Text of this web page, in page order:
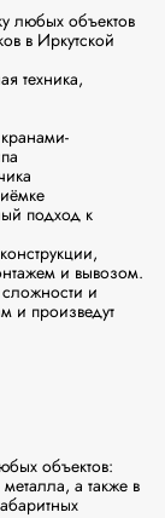
любых объектов
в Иркутской
техника,
подход к
и вывозом.
и
и произведут
объектов:
а также в